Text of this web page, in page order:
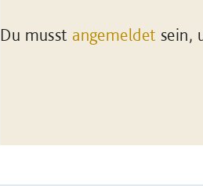
Du musstangemeldet sein,